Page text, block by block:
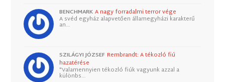
BENCHMARK A nagy forradalmi terror vége
A svéd egyház alapvetően államegyházi karakterű
an…
SZILÁGYI JÓZSEF Rembrandt: A tékozló fiú
hazatérése
"Valamennyien tékozló fiúk vagyunk azzal a
különbs…